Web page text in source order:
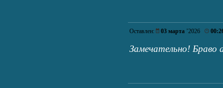
Оставлен: 03 марта ’2026
Замечательно!